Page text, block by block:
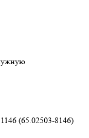
(65.02503-8146)